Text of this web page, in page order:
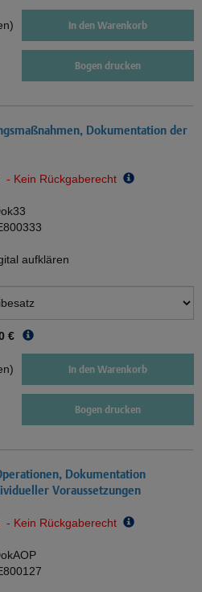
In den Warenkorb
Bogen drucken
Dokumentation der
- Kein Rückgaberecht
aufklären
€
In den Warenkorb
Bogen drucken
Dokumentation
Voraussetzungen
- Kein Rückgaberecht